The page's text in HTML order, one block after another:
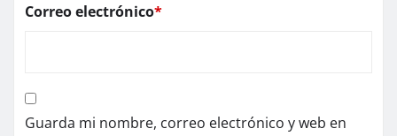
Correo electrónico*
Guarda mi nombre, correo electrónico y web en